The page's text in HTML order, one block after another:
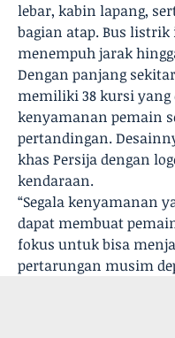
lebar, kabin lapang,
bagian atap. Bus
menempuh jarak
Dengan panjang
memiliki 38 kursi
kenyamanan pemain
pertandingan.
khas Persija dengan
kendaraan.
“Segala kenyamanan
dapat membuat
fokus untuk bisa
pertarungan musim